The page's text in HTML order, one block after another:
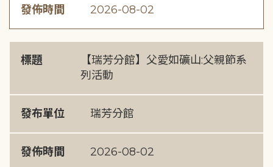
發佈時間 2026-08-02
標題
【瑞芳分館】父愛如礦山:父親節系
列活動
發布單位 瑞芳分館
發佈時間 2026-08-02